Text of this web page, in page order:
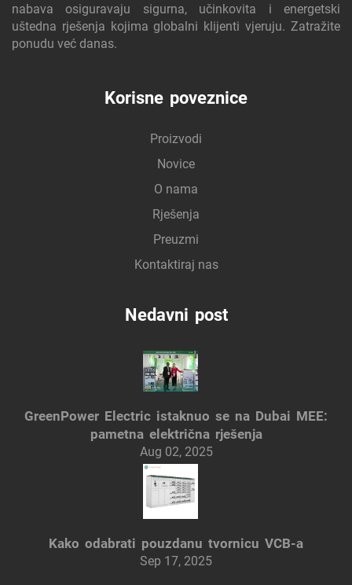
nabava osiguravaju sigurna, učinkovita i energetski
uštedna rješenja kojima globalni klijenti vjeruju. Zatražite
ponudu već danas.
Korisne poveznice
Proizvodi
Novice
O nama
Rješenja
Preuzmi
Kontaktiraj nas
Nedavni post
GreenPower Electric istaknuo se na Dubai MEE:
pametna električna rješenja
Aug 02, 2025
Kako odabrati pouzdanu tvornicu VCB-a
Sep 17, 2025